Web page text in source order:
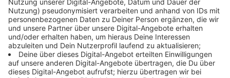
abgeschaltet. Die Zeit will die Stadt nutzen die
Anlage zu warten und Signale anpassen. Die
Polizei soll in der Zeit den Verkehr regeln - es wird
damit gerechnet, dass es einige Staus dort geben
könnte.
Veröffentlicht:Donnerstag, 01.08.2019 06:23